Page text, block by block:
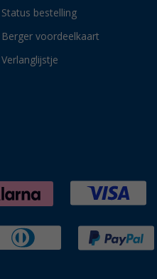
Status bestelling
Berger voordeelkaart
Verlanglijstje